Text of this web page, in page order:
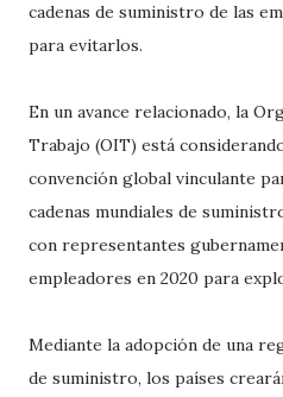
cadenas de suministro de las
para evitarlos.
En un avance relacionado, la
Trabajo (OIT) está
convención global vinculante
cadenas mundiales de
con representantes
empleadores en 2020 para
Mediante la adopción de una
de suministro, los países